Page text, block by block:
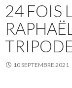
24 FOIS
10 SEPTEMBRE 2021